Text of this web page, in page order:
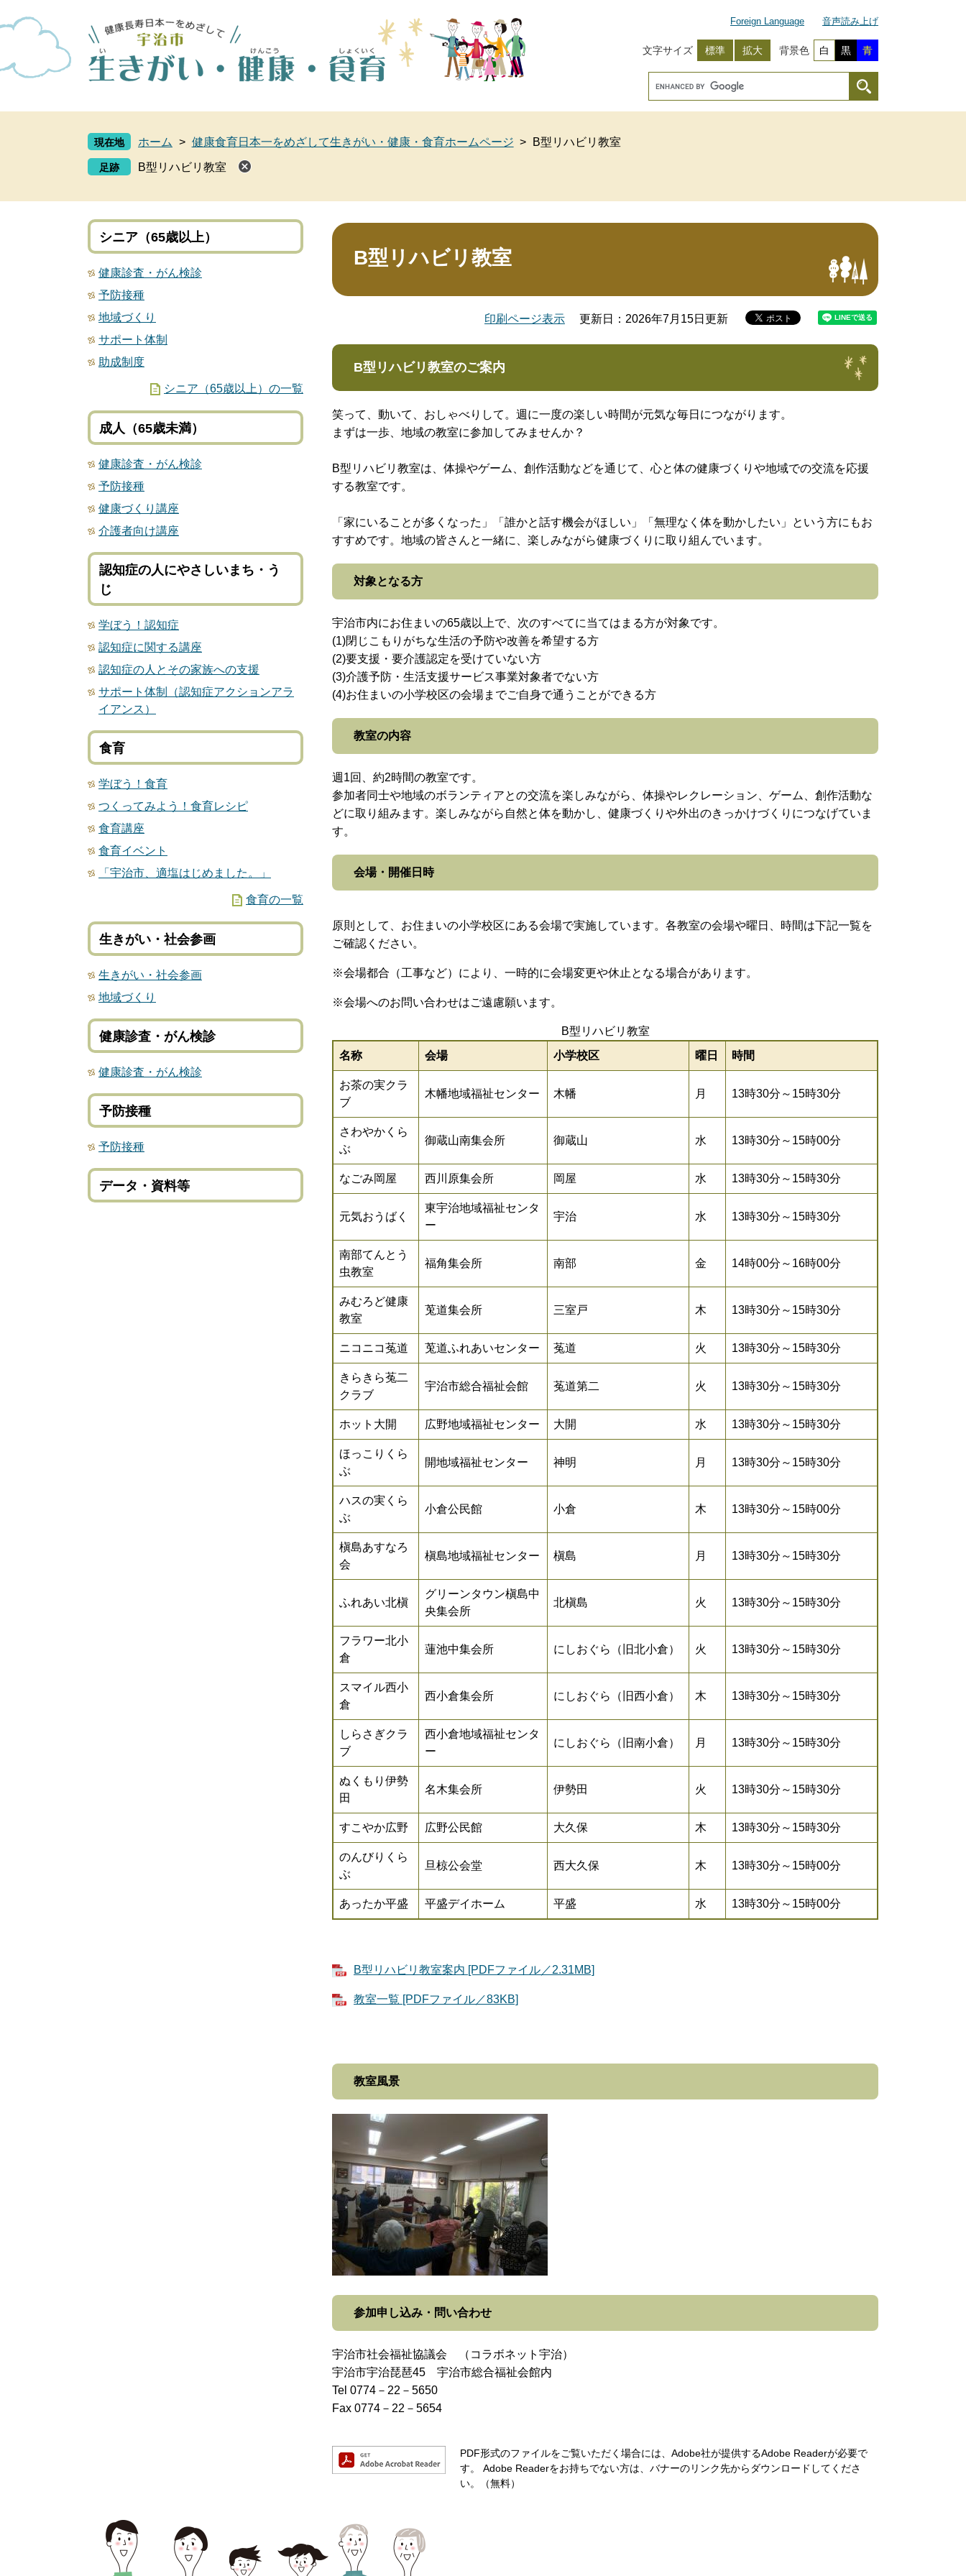
ー
で
ニ
ば
Foreign Language 音声読み上げ
文字サイズ 標準 拡大 背景色 白 黒 青
現在地 ホーム > 健康食育日本一をめざして生きがい・健康・食育ホームページ > B型リハビリ教室
B型リハビリ教室
本
B型リハビリ教室
印刷ページ表示 更新日：2026年7月15日更新
B型リハビリ教室のご案内
笑って、動いて、おしゃべりして。週に一度の楽しい時間が元気な毎日につながります。
まずは一歩、地域の教室に参加してみませんか？
B型リハビリ教室は、体操やゲーム、創作活動などを通じて、心と体の健康づくりや地域での交流を応援
する教室です。
「家にいることが多くなった」「誰かと話す機会がほしい」「無理なく体を動かしたい」という方にもお
すすめです。地域の皆さんと一緒に、楽しみながら健康づくりに取り組んでいます。
対象となる方
宇治市内にお住まいの65歳以上で、次のすべてに当てはまる方が対象です。
(1)閉じこもりがちな生活の予防や改善を希望する方
(2)要支援・要介護認定を受けていない方
(3)介護予防・生活支援サービス事業対象者でない方
(4)お住まいの小学校区の会場までご自身で通うことができる方
教室の内容
週1回、約2時間の教室です。
参加者同士や地域のボランティアとの交流を楽しみながら、体操やレクレーション、ゲーム、創作活動な
どに取り組みます。楽しみながら自然と体を動かし、健康づくりや外出のきっかけづくりにつなげていま
す。
会場・開催日時
原則として、お住まいの小学校区にある会場で実施しています。各教室の会場や曜日、時間は下記一覧を
ご確認ください。
※会場都合（工事など）により、一時的に会場変更や休止となる場合があります。
※会場へのお問い合わせはご遠慮願います。
B型リハビリ教室
名称
会場 小学校区 曜日 時間
お茶の実クラ
ブ
木幡地域福祉センター 木幡 月 13時30分～15時30分
さわやかくら
ぶ
御蔵山南集会所 御蔵山 水 13時30分～15時00分
なごみ岡屋 西川原集会所 岡屋 水 13時30分～15時30分
元気おうばく
東宇治地域福祉センタ
ー
宇治 水 13時30分～15時30分
南部てんとう
虫教室
福角集会所 南部 金 14時00分～16時00分
みむろど健康
教室
莵道集会所 三室戸 木 13時30分～15時30分
ニコニコ菟道 莵道ふれあいセンター 菟道 火 13時30分～15時30分
きらきら菟二
クラブ
宇治市総合福祉会館 菟道第二 火 13時30分～15時30分
ホット大開 広野地域福祉センター 大開 水 13時30分～15時30分
ほっこりくら
ぶ
開地域福祉センター 神明 月 13時30分～15時30分
ハスの実くら
ぶ
小倉公民館 小倉 木 13時30分～15時00分
槇島あすなろ
会
槇島地域福祉センター 槇島 月 13時30分～15時30分
ふれあい北槇
グリーンタウン槇島中
央集会所
北槇島 火 13時30分～15時30分
フラワー北小
倉
蓮池中集会所 にしおぐら（旧北小倉） 火 13時30分～15時30分
スマイル西小
倉
西小倉集会所 にしおぐら（旧西小倉） 木 13時30分～15時30分
しらさぎクラ
ブ
西小倉地域福祉センタ
ー
にしおぐら（旧南小倉） 月 13時30分～15時30分
ぬくもり伊勢
田
名木集会所 伊勢田 火 13時30分～15時30分
すこやか広野 広野公民館 大久保 木 13時30分～15時30分
のんびりくら
ぶ
旦椋公会堂 西大久保 木 13時30分～15時00分
あったか平盛 平盛デイホーム 平盛 水 13時30分～15時00分
B型リハビリ教室案内 [PDFファイル／2.31MB]
教室一覧 [PDFファイル／83KB]
教室風景
参加申し込み・問い合わせ
宇治市社会福祉協議会 （コラボネット宇治）
宇治市宇治琵琶45 宇治市総合福祉会館内
Tel 0774－22－5650
Fax 0774－22－5654
PDF形式のファイルをご覧いただく場合には、Adobe社が提供するAdobe Readerが必要で
す。
Adobe Readerをお持ちでない方は、バナーのリンク先からダウンロードしてくださ
い。（無料）
シニア（65歳以上）
健康診査・がん検診
予防接種
地域づくり
サポート体制
助成制度
シニア（65歳以上）の一覧
成人（65歳未満）
健康診査・がん検診
予防接種
健康づくり講座
介護者向け講座
認知症の人にやさしいまち・う
じ
学ぼう！認知症
認知症に関する講座
認知症の人とその家族への支援
サポート体制（認知症アクションアラ
イアンス）
食育
学ぼう！食育
つくってみよう！食育レシピ
食育講座
食育イベント
「宇治市、適塩はじめました。」
食育の一覧
生きがい・社会参画
生きがい・社会参画
地域づくり
健康診査・がん検診
健康診査・がん検診
予防接種
予防接種
データ・資料等